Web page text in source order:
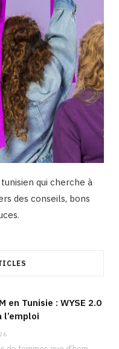
qui cherche à
des conseils, bons
en Tunisie : WYSE 2.0
l’emploi